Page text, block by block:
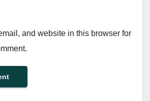
and website in this browser for